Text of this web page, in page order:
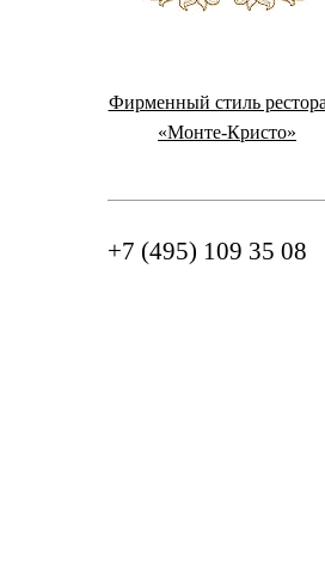
Фирменный стиль
«Монте-Кристо»
+7 (495) 109 35 08